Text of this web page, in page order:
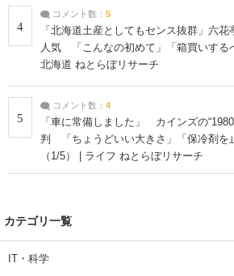
4
コメント数： 5
「北海道土産としてもセンス抜群」六花
人気 「こんなの初めて」「箱買いする
北海道 ねとらぼリサーチ
5
コメント数： 4
「車に常備しました」 カインズの
判 「ちょうどいい大きさ」「保冷剤を
（1/5） | ライフ ねとらぼリサーチ
カテゴリ一覧
IT・科学